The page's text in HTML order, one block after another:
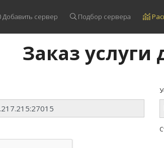
Добавить сервер Подбор сервера
Заказ услуги